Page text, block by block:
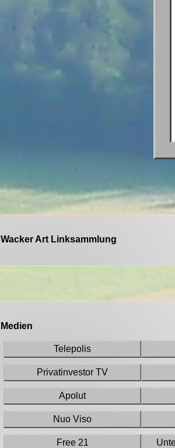
Wacker Art Linksammlung
Medien
Telepolis
Privatinvestor TV
Apolut
Nuo Viso
Free 21